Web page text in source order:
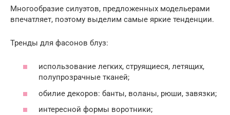
Многообразие силуэтов, предложенных модельерами
впечатляет, поэтому выделим самые яркие тенденции.
Тренды для фасонов блуз:
использование легких, струящиеся, летящих,
полупрозрачные тканей;
обилие декоров: банты, воланы, рюши, завязки;
интересной формы воротники;